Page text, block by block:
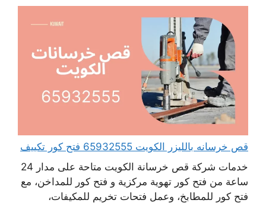
قص خرسانه بالليزر الكويت 65932555 فتح كور تكييف
خدمات شركة قص خرسانة الكويت متاحة على مدار 24
ساعة من فتح كور تهوية مركزية و فتح كور للمداخن، مع
فتح كور للمطابخ، وعمل فتحات تخريم للمكيفات،